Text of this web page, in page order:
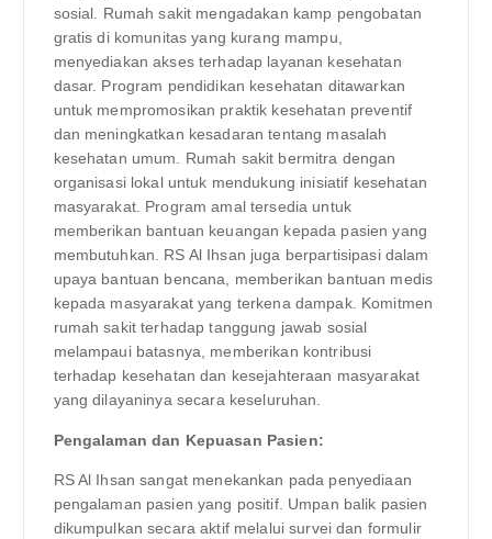
sosial. Rumah sakit mengadakan kamp pengobatan
gratis di komunitas yang kurang mampu,
menyediakan akses terhadap layanan kesehatan
dasar. Program pendidikan kesehatan ditawarkan
untuk mempromosikan praktik kesehatan preventif
dan meningkatkan kesadaran tentang masalah
kesehatan umum. Rumah sakit bermitra dengan
organisasi lokal untuk mendukung inisiatif kesehatan
masyarakat. Program amal tersedia untuk
memberikan bantuan keuangan kepada pasien yang
membutuhkan. RS Al Ihsan juga berpartisipasi dalam
upaya bantuan bencana, memberikan bantuan medis
kepada masyarakat yang terkena dampak. Komitmen
rumah sakit terhadap tanggung jawab sosial
melampaui batasnya, memberikan kontribusi
terhadap kesehatan dan kesejahteraan masyarakat
yang dilayaninya secara keseluruhan.
Pengalaman dan Kepuasan Pasien:
RS Al Ihsan sangat menekankan pada penyediaan
pengalaman pasien yang positif. Umpan balik pasien
dikumpulkan secara aktif melalui survei dan formulir